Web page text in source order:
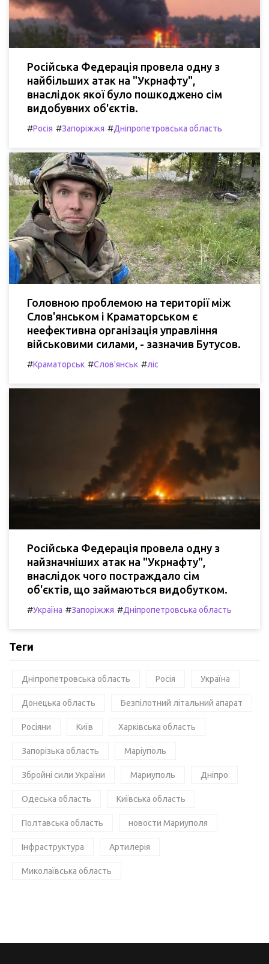
Російська Федерація провела одну з
найбільших атак на "Укрнафту",
внаслідок якої було пошкоджено сім
видобувних об'єктів.
#Росія #Запоріжжя #Дніпропетровська область
Головною проблемою на території між
Слов'янськом і Краматорськом є
неефективна організація управління
військовими силами, - зазначив Бутусов.
#Краматорськ #Слов'янськ #ліс
Російська Федерація провела одну з
найзначніших атак на "Укрнафту",
внаслідок чого постраждало сім
об'єктів, що займаються видобутком.
#Україна #Запоріжжя #Дніпропетровська область
Теги
Дніпропетровська область Росія Україна
Донецька область Безпілотний літальний апарат
Росіяни Київ Харківська область
Запорізька область Маріуполь
Збройні сили України Мариуполь Дніпро
Одеська область Київська область
Полтавська область новости Мариуполя
Інфраструктура Артилерія
Миколаївська область